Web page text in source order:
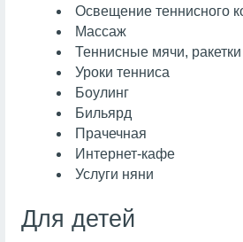
Освещение теннисного
Массаж
Теннисные мячи, ракетки
Уроки тенниса
Боулинг
Бильярд
Прачечная
Интернет-кафе
Услуги няни
Для детей